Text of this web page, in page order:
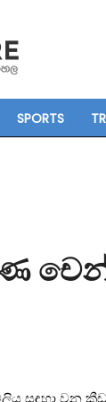
SPORTS
සඳහා වන